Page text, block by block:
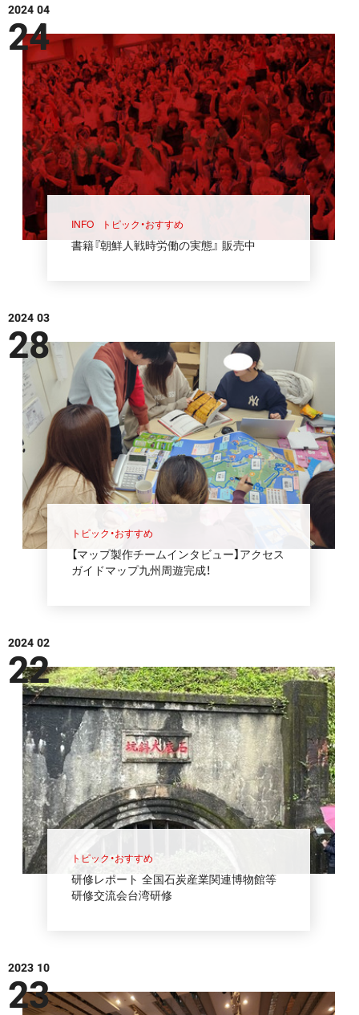
2024 04
24
INFO トピック・おすすめ
書籍『朝鮮人戦時労働の実態』 販売中
2024 03
28
トピック・おすすめ
【マップ製作チームインタビュー】アクセス
ガイドマップ九州周遊完成！
2024 02
22
トピック・おすすめ
研修レポート 全国石炭産業関連博物館等
研修交流会台湾研修
2023 10
23